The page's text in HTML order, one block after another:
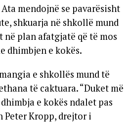
mendojnë se pavarësisht
shkuarja në shkollë mund
në plan afatgjatë që të mos
dhimbjen e kokës.
e shkollës mund të
të caktuara. “Duket më
e kokës ndalet pas
Peter Kropp, drejtor i